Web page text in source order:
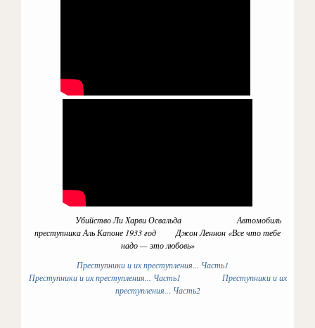
Убийство Ли Харви Освальда Автомобиль
преступника Аль Капоне 1933 год Джон Леннон «Все что тебе
надо — это любовь»
Преступники и их преступления... Часть1
Преступники и их преступления... Часть1
Преступники и их
преступления... Часть2